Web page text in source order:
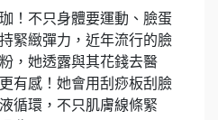
！不只身體要運動、臉蛋
緊緻彈力，近年流行的臉
，她透露與其花錢去醫
有感！她會用刮痧板刮臉
循環，不只肌膚線條緊